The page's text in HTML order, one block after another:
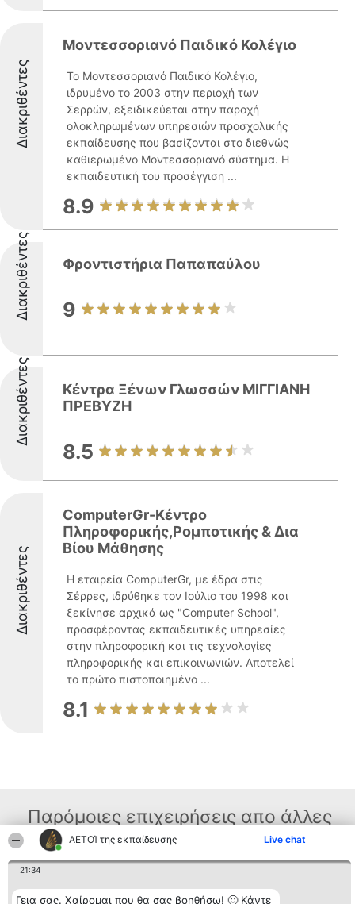
ΑΕΤΟΊ της εκπαίδευσης Live chat
21:34
Γεια σας. Χαίρομαι που θα σας βοηθήσω! 🙂 Κάντε
Διακριθέντες
Μοντεσσοριανό Παιδικό Κολέγιο
Το Μοντεσσοριανό Παιδικό Κολέγιο,
ιδρυμένο το 2003 στην περιοχή των
Σερρών, εξειδικεύεται στην παροχή
ολοκληρωμένων υπηρεσιών προσχολικής
εκπαίδευσης που βασίζονται στο διεθνώς
καθιερωμένο Μοντεσσοριανό σύστημα. Η
εκπαιδευτική του προσέγγιση ...
8.9
Διακριθέντες Φροντιστήρια Παπαπαύλου
9
Διακριθέντες
Κέντρα Ξένων Γλωσσών ΜΙΓΓΙΑΝΗ
ΠΡΕΒΥΖΗ
8.5
Διακριθέντες
ComputerGr-Κέντρο
Πληροφορικής,Ρομποτικής & Δια
Βίου Μάθησης
Η εταιρεία ComputerGr, με έδρα στις
Σέρρες, ιδρύθηκε τον Ιούλιο του 1998 και
ξεκίνησε αρχικά ως "Computer School",
προσφέροντας εκπαιδευτικές υπηρεσίες
στην πληροφορική και τις τεχνολογίες
πληροφορικής και επικοινωνιών. Αποτελεί
το πρώτο πιστοποιημένο ...
8.1
Παρόμοιες επιχειρήσεις απο άλλες
περιοχές
Διοργανωτής της
Κατάταξη Επικοινωνία